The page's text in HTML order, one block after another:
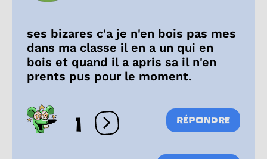
ses bizares c'a je n'en bois pas mes
dans ma classe il en a un qui en
bois et quand il a apris sa il n'en
prents pus pour le moment.
1 Ouvrir les réactions
RÉPONDRE